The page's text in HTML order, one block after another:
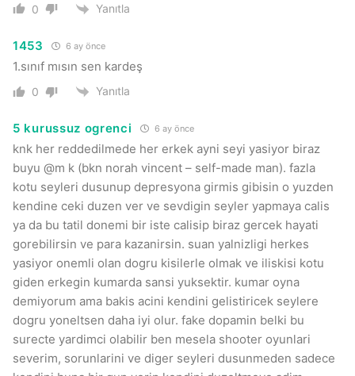
0 Yanıtla
1453 6 ay önce
1.sınıf mısın sen kardeş
0 Yanıtla
5 kurussuz ogrenci 6 ay önce
knk her reddedilmede her erkek ayni seyi yasiyor biraz
buyu @m k (bkn norah vincent – self-made man). fazla
kotu seyleri dusunup depresyona girmis gibisin o yuzden
kendine ceki duzen ver ve sevdigin seyler yapmaya calis
ya da bu tatil donemi bir iste calisip biraz gercek hayati
gorebilirsin ve para kazanirsin. suan yalnizligi herkes
yasiyor onemli olan dogru kisilerle olmak ve iliskisi kotu
giden erkegin kumarda sansi yuksektir. kumar oyna
demiyorum ama bakis acini kendini gelistiricek seylere
dogru yoneltsen daha iyi olur. fake dopamin belki bu
surecte yardimci olabilir ben mesela shooter oyunlari
severim, sorunlarini ve diger seyleri dusunmeden sadece